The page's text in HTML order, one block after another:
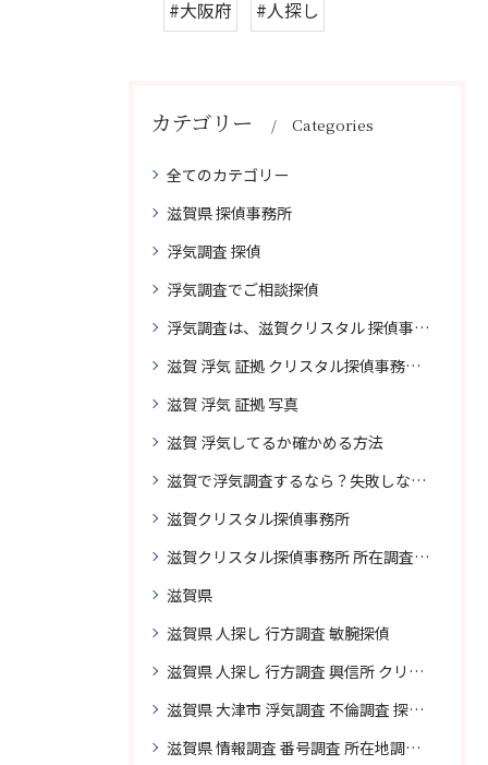
#大阪府 #人探し
カテゴリー Categories
全てのカテゴリー
滋賀県 探偵事務所
浮気調査 探偵
浮気調査でご相談探偵
浮気調査は、滋賀クリスタル 探偵事務所はご相談
滋賀 浮気 証拠 クリスタル探偵事務所 相談 無料
滋賀 浮気 証拠 写真
滋賀 浮気してるか確かめる方法
滋賀で浮気調査するなら？失敗しない探偵の選び方
滋賀クリスタル探偵事務所
滋賀クリスタル探偵事務所 所在調査 得意
滋賀県
滋賀県 人探し 行方調査 敏腕探偵
滋賀県 人探し 行方調査 興信所 クリスタル探偵がおすすめ
滋賀県 大津市 浮気調査 不倫調査 探偵 探偵事務所 素行調査 企業調査 興信所
滋賀県 情報調査 番号調査 所在地調査 企業調査 探偵事務所